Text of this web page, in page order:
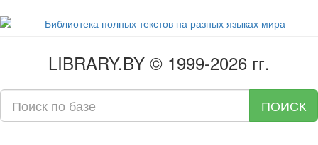
LIBRARY.BY © 1999-2026 гг.
ПОИСК